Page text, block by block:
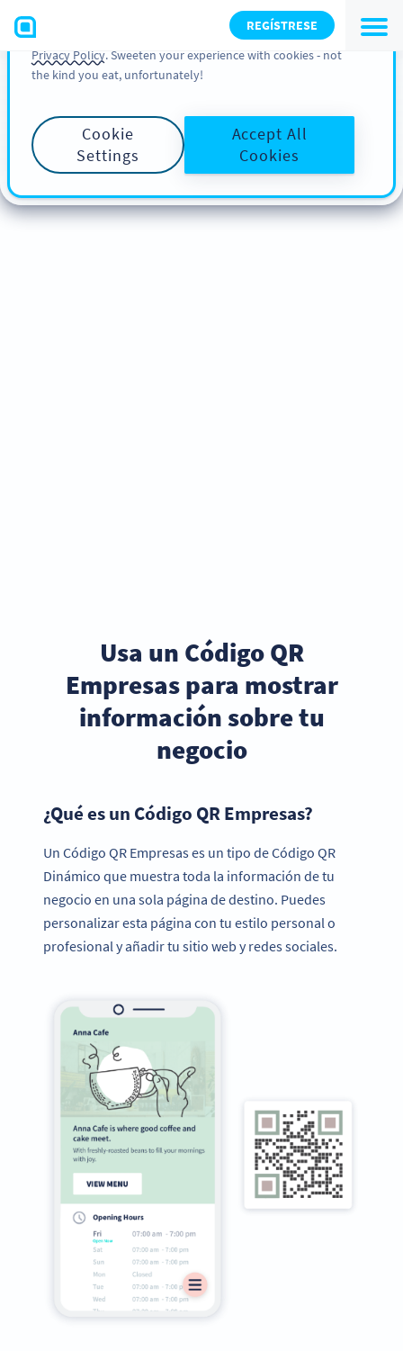
REGÍSTRESE
Usa un Código QR
Empresas para mostrar
información sobre tu
negocio
¿Qué es un Código QR Empresas?
Un Código QR Empresas es un tipo de Código QR
Dinámico que muestra toda la información de tu
negocio en una sola página de destino. Puedes
personalizar esta página con tu estilo personal o
profesional y añadir tu sitio web y redes sociales.
You can also find more information about cookies, our
analytic activities and your rights in our Cookie Policy and
Privacy Policy. Sweeten your experience with cookies - not
the kind you eat, unfortunately!
Cookie
Settings
Accept All
Cookies